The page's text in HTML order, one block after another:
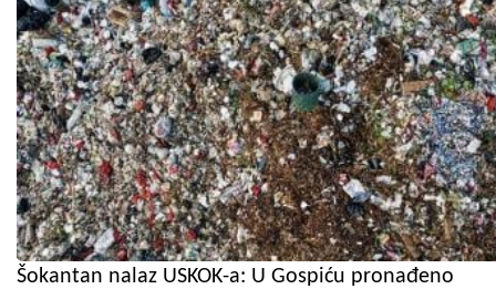
Šokantan nalaz USKOK-a: U Gospiću pronađeno